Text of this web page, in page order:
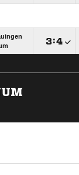
: